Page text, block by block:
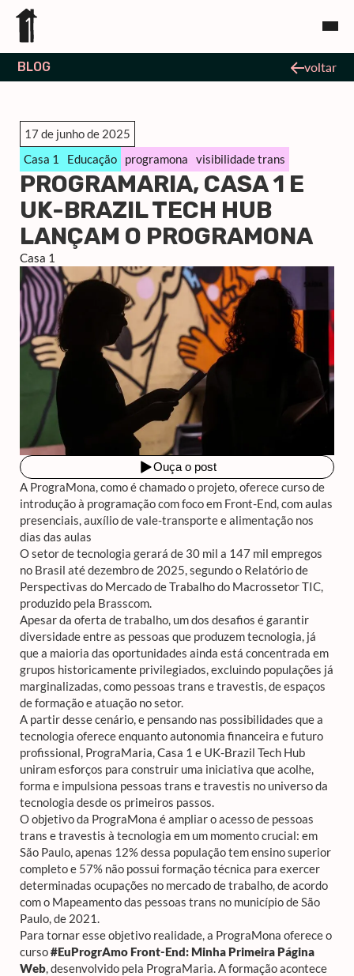
BLOG voltar
17 de junho de 2025
Casa 1
Educação programona visibilidade trans
PROGRAMARIA, CASA 1 E
UK-BRAZIL TECH HUB
LANÇAM O PROGRAMONA
Casa 1
A PrograMona, como é chamado o projeto, oferece curso de
introdução à programação com foco em Front-End, com aulas
presenciais, auxílio de vale-transporte e alimentação nos
dias das aulas
O setor de tecnologia gerará de 30 mil a 147 mil empregos
no Brasil até dezembro de 2025, segundo o Relatório de
Perspectivas do Mercado de Trabalho do Macrossetor TIC,
produzido pela Brasscom.
Apesar da oferta de trabalho, um dos desafios é garantir
diversidade entre as pessoas que produzem tecnologia, já
que a maioria das oportunidades ainda está concentrada em
grupos historicamente privilegiados, excluindo populações já
marginalizadas, como pessoas trans e travestis, de espaços
de formação e atuação no setor.
A partir desse cenário, e pensando nas possibilidades que a
tecnologia oferece enquanto autonomia financeira e futuro
profissional, PrograMaria, Casa 1 e UK-Brazil Tech Hub
uniram esforços para construir uma iniciativa que acolhe,
forma e impulsiona pessoas trans e travestis no universo da
tecnologia desde os primeiros passos.
O objetivo da PrograMona é ampliar o acesso de pessoas
trans e travestis à tecnologia em um momento crucial: em
São Paulo, apenas 12% dessa população tem ensino superior
completo e 57% não possui formação técnica para exercer
determinadas ocupações no mercado de trabalho, de acordo
com o Mapeamento das pessoas trans no município de São
Paulo, de 2021.
Para tornar esse objetivo realidade, a PrograMona oferece o
curso#EuProgrAmo Front-End: Minha Primeira Página
Web, desenvolvido pela PrograMaria. A formação acontece